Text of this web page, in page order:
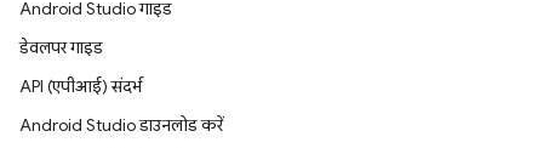
Android Studio गाइड
डेवलपर गाइड
API (एपीआई) संदर्भ
Android Studio डाउनलोड करें